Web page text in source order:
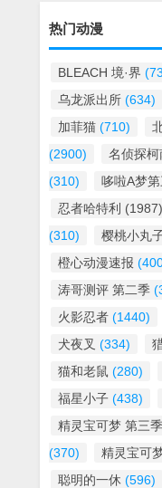
热门动漫
BLEACH 境·界
乌龙派出所 (634)
加菲猫 (710)
(2900)
名侦探
(310)
哆啦A梦
忍者哈特利 (1987)
(310)
樱桃小丸
橙心动漫速报
涛哥测评 第二季
火影忍者 (1440)
犬夜叉 (334)
猫和老鼠 (280)
福星小子 (438)
精灵宝可梦 第三季
(370)
精灵宝可
聪明的一休 (596)